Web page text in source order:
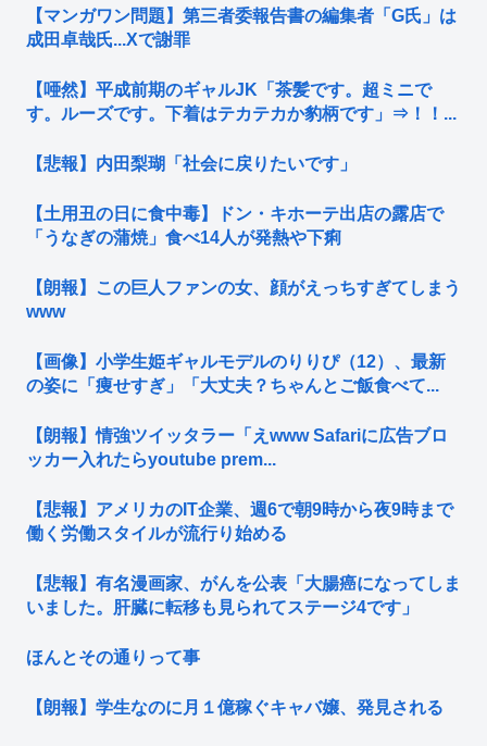
【マンガワン問題】第三者委報告書の編集者「G氏」は
成田卓哉氏...Xで謝罪
【唖然】平成前期のギャルJK「茶髪です。超ミニで
す。ルーズです。下着はテカテカか豹柄です」⇒！！...
【悲報】内田梨瑚「社会に戻りたいです」
【土用丑の日に食中毒】ドン・キホーテ出店の露店で
「うなぎの蒲焼」食べ14人が発熱や下痢
【朗報】この巨人ファンの女、顔がえっちすぎてしまう
www
【画像】小学生姫ギャルモデルのりりぴ（12）、最新
の姿に「痩せすぎ」「大丈夫？ちゃんとご飯食べて...
【朗報】情強ツイッタラー「えwww Safariに広告ブロ
ッカー入れたらyoutube prem...
【悲報】アメリカのIT企業、週6で朝9時から夜9時まで
働く労働スタイルが流行り始める
【悲報】有名漫画家、がんを公表「大腸癌になってしま
いました。肝臓に転移も見られてステージ4です」
ほんとその通りって事
【朗報】学生なのに月１億稼ぐキャバ嬢、発見される